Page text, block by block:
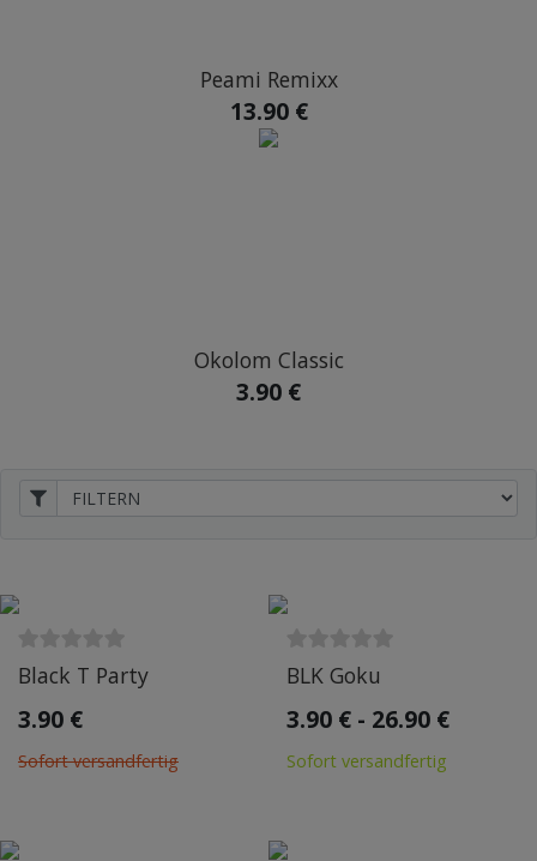
Peami Remixx
13.90 €
Okolom Classic
3.90 €
Black T Party
3.90 €
Sofort versandfertig
BLK Goku
3.90 € - 26.90 €
Sofort versandfertig